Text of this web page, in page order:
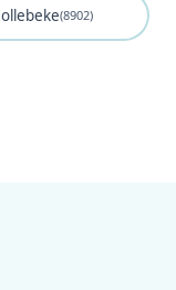
(8902)